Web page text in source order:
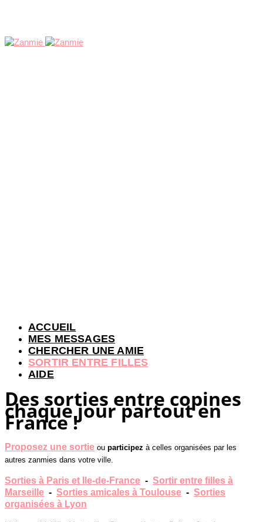
ACCUEIL
MES MESSAGES
CHERCHER UNE AMIE
SORTIR ENTRE FILLES
AIDE
Des sorties entre copines
chaque jour partout en
France !
Proposez une sortie ou participez à celles organisées par les
autres zanmies dans votre ville.
Sorties à Paris et Ile-de-France - Sortir entre filles à
Marseille - Sorties amicales à Toulouse - Sorties
organisées à Lyon